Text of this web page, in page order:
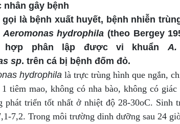
nhân gây bệnh
là bệnh xuất huyết, bệnh nhiễn
Aeromonas hydrophila (theo Bergey
hợp phân lập được vi khuẩn
sp. trên cá bị bệnh đốm đỏ.
hydrophila là trực trùng hình que ngắn,
tiêm mao, không có nha bào, không có
phát triển tốt nhất ở nhiệt độ 28-30oC. Sinh
7,2. Trong môi trường dinh dưỡng sau 24